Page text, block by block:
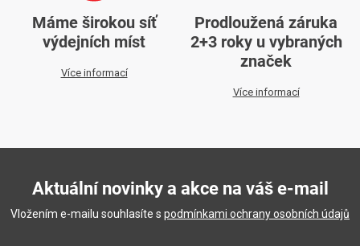
Máme širokou síť
výdejních míst
Více informací
Prodloužená záruka
2+3 roky u vybraných
značek
Více informací
Aktuální novinky a akce na váš e-mail
Vložením e-mailu souhlasíte s podmínkami ochrany osobních údajů